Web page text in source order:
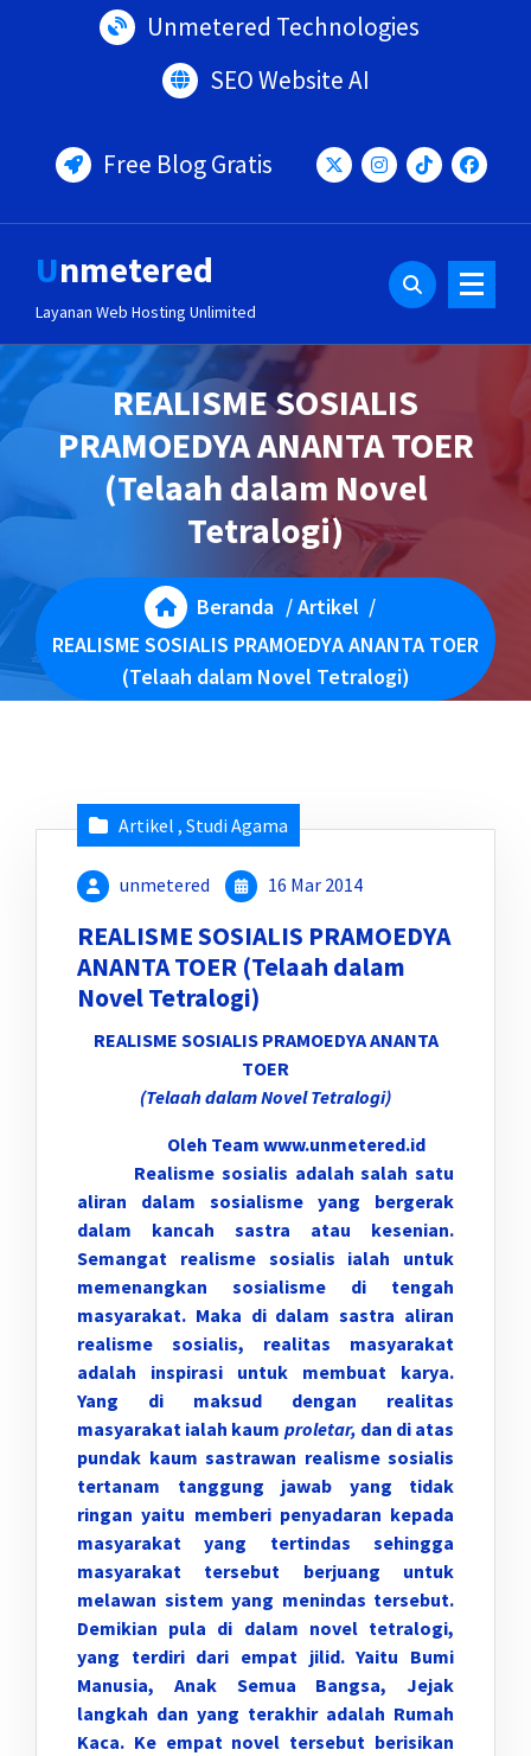
Unmetered Technologies
SEO Website AI
Free Blog Gratis
Unmetered
Layanan Web Hosting Unlimited
REALISME SOSIALIS
PRAMOEDYA ANANTA TOER
(Telaah dalam Novel
Tetralogi)
Beranda /Artikel /
REALISME SOSIALIS PRAMOEDYA ANANTA TOER
(Telaah dalam Novel Tetralogi)
Artikel , Studi Agama
unmetered 16 Mar 2014
REALISME SOSIALIS PRAMOEDYA
ANANTA TOER (Telaah dalam
Novel Tetralogi)
REALISME SOSIALIS PRAMOEDYA ANANTA
TOER
(Telaah dalam Novel Tetralogi)
Oleh Team www.unmetered.id
Realisme sosialis adalah salah satu
aliran dalam sosialisme yang bergerak
dalam kancah sastra atau kesenian.
Semangat realisme sosialis ialah untuk
memenangkan sosialisme di tengah
masyarakat. Maka di dalam sastra aliran
realisme sosialis, realitas masyarakat
adalah inspirasi untuk membuat karya.
Yang di maksud dengan realitas
masyarakat ialah kaum proletar, dan di atas
pundak kaum sastrawan realisme sosialis
tertanam tanggung jawab yang tidak
ringan yaitu memberi penyadaran kepada
masyarakat yang tertindas sehingga
masyarakat tersebut berjuang untuk
melawan sistem yang menindas tersebut.
Demikian pula di dalam novel tetralogi,
yang terdiri dari empat jilid. Yaitu Bumi
Manusia, Anak Semua Bangsa, Jejak
langkah dan yang terakhir adalah Rumah
Kaca. Ke empat novel tersebut berisikan